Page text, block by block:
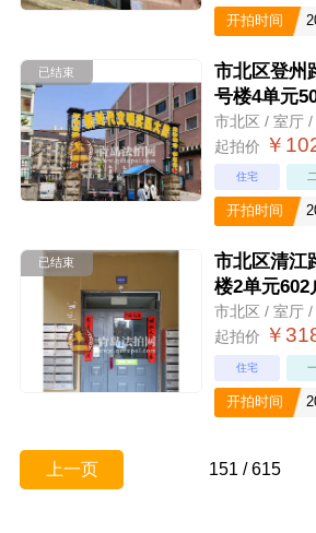
开拍时间
已结束
市北区登州
号楼4单元
市北区 / 室厅 /
起拍价 ￥
住宅
开拍时间
已结束
市北区清江
楼2单元602
市北区 / 室厅 /
起拍价 ￥
住宅
开拍时间
上一页 151 /615